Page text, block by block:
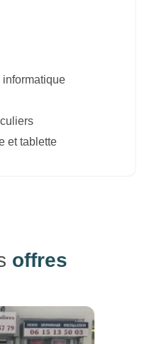
informatique
et tablette
offres